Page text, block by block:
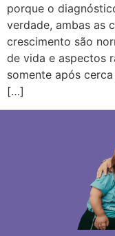
porque o
verdade, ambas as
crescimento são
de vida e aspectos
somente após
[…]